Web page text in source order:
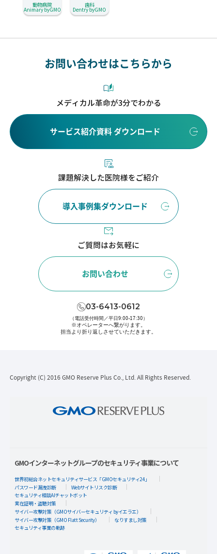
動物病院
Animary byGMO
歯科
Dentry byGMO
お問い合わせはこちらから
メディカル革命が3分でわかる
サービス紹介資料 ダウンロード
課題解決した医院様をご紹介
導入事例集ダウンロード
ご質問はお気軽に
お問い合わせ
03-6413-0612
（電話受付時間／平日9:00-17:30）
※オペレーターへ繋がります。
担当より折り返しさせていただきます。
Copyright (C) 2016 GMO Reserve Plus Co., Ltd. All Rights Reserved.
GMOインターネットグループのセキュリティ事業について
世界初総合ネットセキュリティサービス「GMOセキュリティ24」
パスワード漏洩診断
Webサイトリスク診断
セキュリティ相談AIチャットボット
実在証明・盗聴対策
サイバー攻撃対策（GMOサイバーセキュリティ byイエラエ）
サイバー攻撃対策（GMO Flatt Security）
なりすまし対策
セキュリティ事業の軌跡